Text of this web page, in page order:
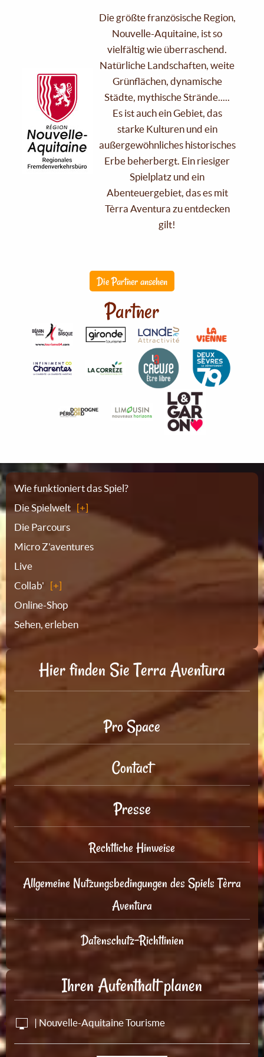
Die größte französische Region,
Nouvelle-Aquitaine, ist so
vielfältig wie überraschend.
Natürliche Landschaften, weite
Grünflächen, dynamische
Städte, mythische Strände.....
Es ist auch ein Gebiet, das
starke Kulturen und ein
außergewöhnliches historisches
Erbe beherbergt. Ein riesiger
Spielplatz und ein
Abenteuergebiet, das es mit
Tèrra Aventura zu entdecken
gilt!
Die Partner ansehen
Partner
Sitemap
Wie funktioniert das Spiel?
Die Spielwelt
Die Parcours
Micro Z'aventures
Live
Collab'
Online-Shop
Sehen, erleben
Hier finden Sie Terra Aventura
Pro Space
Contact
Presse
Rechtliche Hinweise
Allgemeine Nutzungsbedingungen des Spiels Tèrra
Aventura
Datenschutz-Richtlinien
Ihren Aufenthalt planen
| Nouvelle-Aquitaine Tourisme